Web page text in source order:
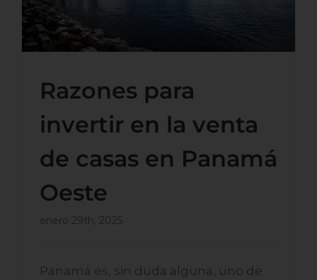
Razones para
invertir en la venta
de casas en Panamá
Oeste
enero 29th, 2025
Panamá es, sin duda alguna, uno de